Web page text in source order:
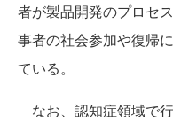
者が製品開発のプロセ
事者の社会参加や復帰
ている。
なお、認知症領域で